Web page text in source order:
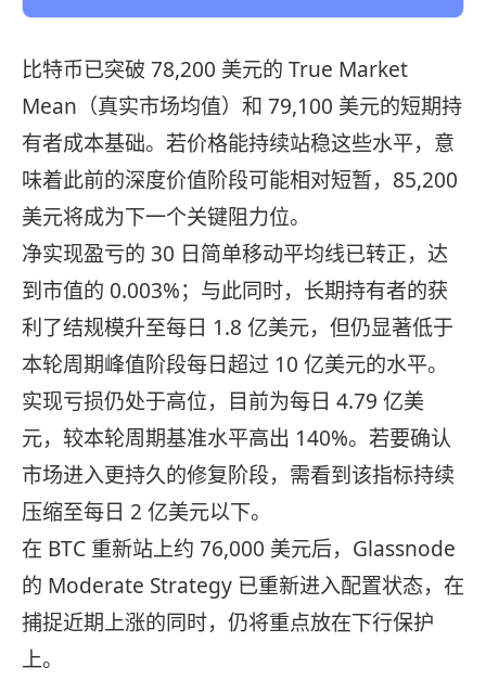
比特币已突破 78,200 美元的 True Market
Mean（真实市场均值）和 79,100 美元的短期持
有者成本基础。若价格能持续站稳这些水平，意
味着此前的深度价值阶段可能相对短暂，85,200
美元将成为下一个关键阻力位。
净实现盈亏的 30 日简单移动平均线已转正，达
到市值的 0.003%；与此同时，长期持有者的获
利了结规模升至每日 1.8 亿美元，但仍显著低于
本轮周期峰值阶段每日超过 10 亿美元的水平。
实现亏损仍处于高位，目前为每日 4.79 亿美
元，较本轮周期基准水平高出 140%。若要确认
市场进入更持久的修复阶段，需看到该指标持续
压缩至每日 2 亿美元以下。
在 BTC 重新站上约 76,000 美元后，Glassnode
的 Moderate Strategy 已重新进入配置状态，在
捕捉近期上涨的同时，仍将重点放在下行保护
上。